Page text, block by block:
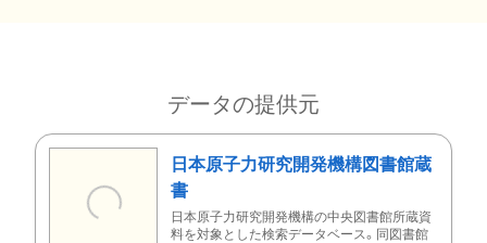
データの提供元
日本原子力研究開発機構図書館蔵
書
日本原子力研究開発機構の中央図書館所蔵資
料を対象とした検索データベース。同図書館